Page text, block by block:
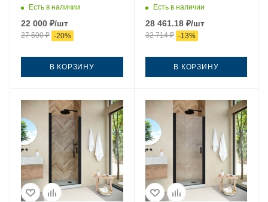
профиль хром
Есть в наличии
22 000 ₽/шт
27 500₽ -20%
В КОРЗИНУ
тонированное профиль
Есть в наличии
28 461.18₽/шт
32 714₽ -13%
В КОРЗИНУ